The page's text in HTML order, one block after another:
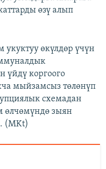
өзү алып
өкүлдөр үчүн
үйдү коргоого
мыйзамсыз төлөнүп
схемадан
өлчөмүндө зыян
(MKt)